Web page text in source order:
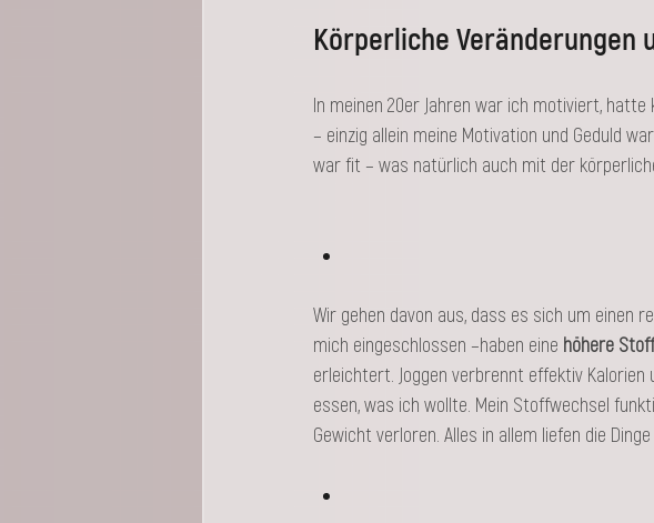
Körperliche Veränderungen
In meinen 20er Jahren war ich motiviert,
– einzig allein meine Motivation und Geduld
war fit – was natürlich auch mit der
Wir gehen davon aus, dass es sich um einen
mich eingeschlossen –haben eine höhere
erleichtert. Joggen verbrennt effektiv Kalorien
essen, was ich wollte. Mein Stoffwechsel
Gewicht verloren. Alles in allem liefen die